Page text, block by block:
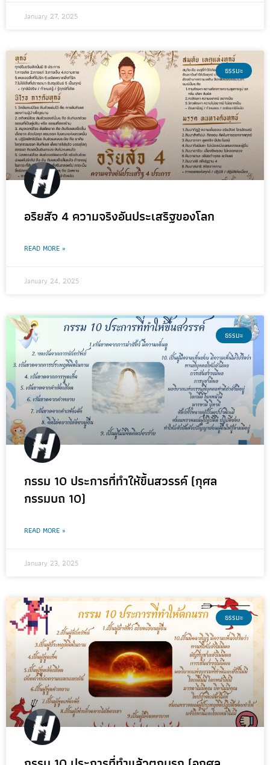
January 27, 2025
ธรรมะ
อริยสัจ 4 ความจริงอันประเสริฐของโลก
READ MORE »
January 24, 2025
ธรรมะ
กรรม 10 ประการที่ทำให้ขึ้นสวรรค์ (กุศล
กรรมบถ 10)
READ MORE »
January 23, 2025
ธรรมะ